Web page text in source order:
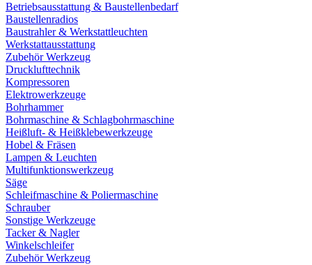
Betriebsausstattung & Baustellenbedarf
Baustellenradios
Baustrahler & Werkstattleuchten
Werkstattausstattung
Zubehör Werkzeug
Drucklufttechnik
Kompressoren
Elektrowerkzeuge
Bohrhammer
Bohrmaschine & Schlagbohrmaschine
Heißluft- & Heißklebewerkzeuge
Hobel & Fräsen
Lampen & Leuchten
Multifunktionswerkzeug
Säge
Schleifmaschine & Poliermaschine
Schrauber
Sonstige Werkzeuge
Tacker & Nagler
Winkelschleifer
Zubehör Werkzeug